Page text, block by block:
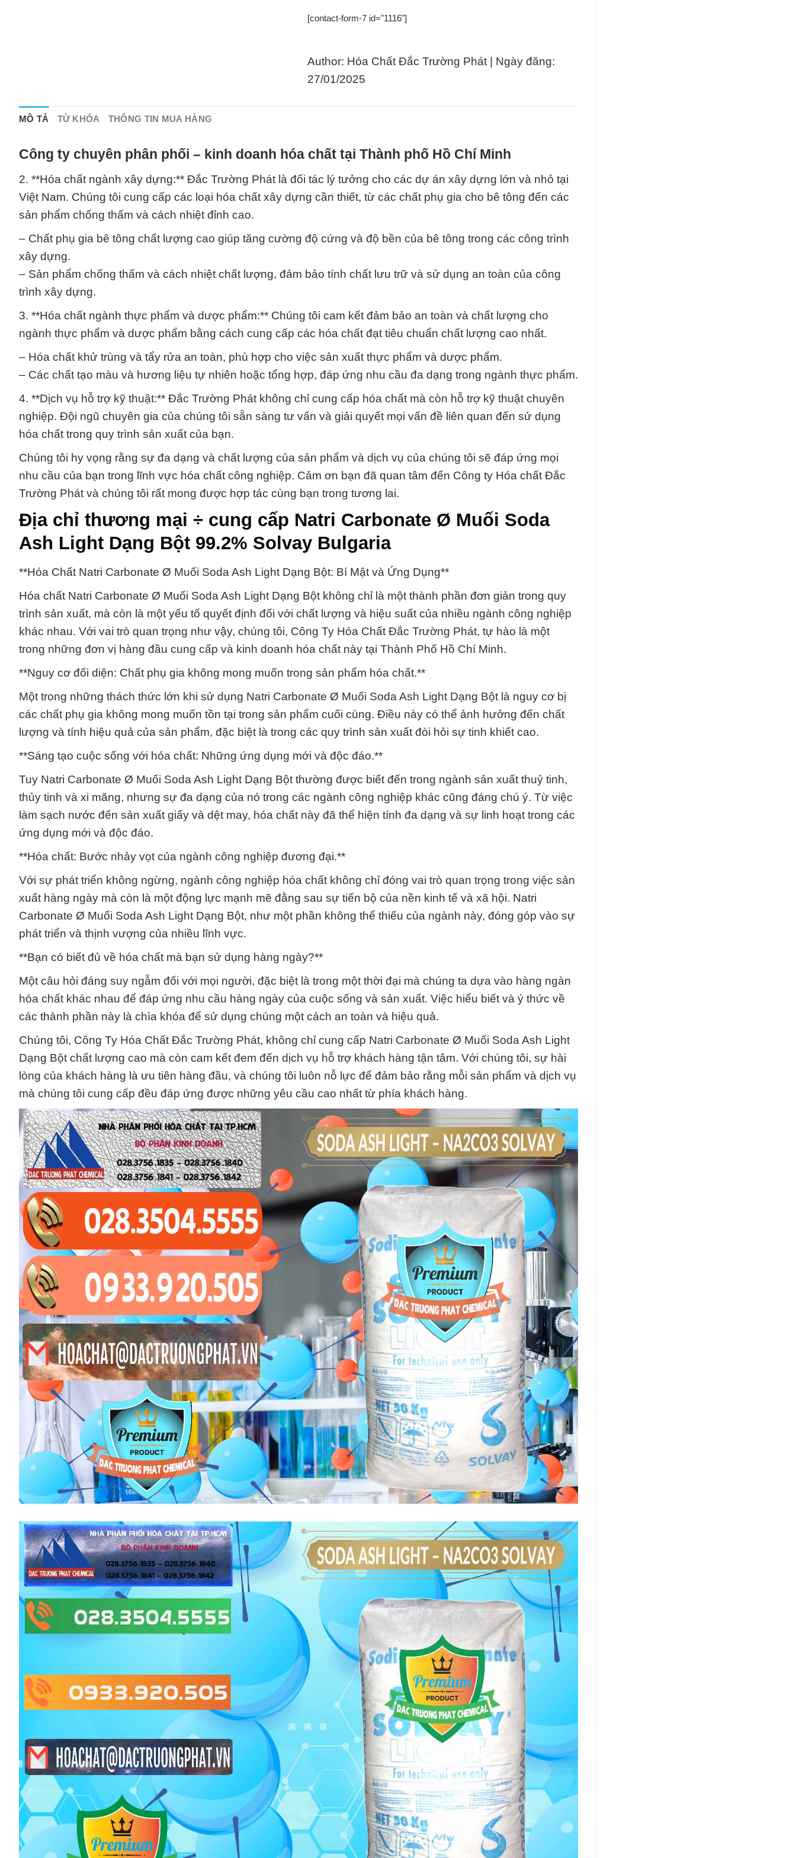
[contact-form-7 id="1116"]
Author: Hóa Chất Đắc Trường Phát | Ngày đăng:
27/01/2025
MÔ TẢ TỪ KHÓA THÔNG TIN MUA HÀNG
Công ty chuyên phân phối – kinh doanh hóa chất tại Thành phố Hồ Chí Minh
2. **Hóa chất ngành xây dựng:** Đắc Trường Phát là đối tác lý tưởng cho các dự án xây dựng lớn và nhỏ tại
Việt Nam. Chúng tôi cung cấp các loại hóa chất xây dựng cần thiết, từ các chất phụ gia cho bê tông đến các
sản phẩm chống thấm và cách nhiệt đỉnh cao.
– Chất phụ gia bê tông chất lượng cao giúp tăng cường độ cứng và độ bền của bê tông trong các công trình
xây dựng.
– Sản phẩm chống thấm và cách nhiệt chất lượng, đảm bảo tính chất lưu trữ và sử dụng an toàn của công
trình xây dựng.
3. **Hóa chất ngành thực phẩm và dược phẩm:** Chúng tôi cam kết đảm bảo an toàn và chất lượng cho
ngành thực phẩm và dược phẩm bằng cách cung cấp các hóa chất đạt tiêu chuẩn chất lượng cao nhất.
– Hóa chất khử trùng và tẩy rửa an toàn, phù hợp cho việc sản xuất thực phẩm và dược phẩm.
– Các chất tạo màu và hương liệu tự nhiên hoặc tổng hợp, đáp ứng nhu cầu đa dạng trong ngành thực phẩm.
4. **Dịch vụ hỗ trợ kỹ thuật:** Đắc Trường Phát không chỉ cung cấp hóa chất mà còn hỗ trợ kỹ thuật chuyên
nghiệp. Đội ngũ chuyên gia của chúng tôi sẵn sàng tư vấn và giải quyết mọi vấn đề liên quan đến sử dụng
hóa chất trong quy trình sản xuất của bạn.
Chúng tôi hy vọng rằng sự đa dạng và chất lượng của sản phẩm và dịch vụ của chúng tôi sẽ đáp ứng mọi
nhu cầu của bạn trong lĩnh vực hóa chất công nghiệp. Cảm ơn bạn đã quan tâm đến Công ty Hóa chất Đắc
Trường Phát và chúng tôi rất mong được hợp tác cùng bạn trong tương lai.
Địa chỉ thương mại ÷ cung cấp Natri Carbonate Ø Muối Soda
Ash Light Dạng Bột 99.2% Solvay Bulgaria
**Hóa Chất Natri Carbonate Ø Muối Soda Ash Light Dạng Bột: Bí Mật và Ứng Dụng**
Hóa chất Natri Carbonate Ø Muối Soda Ash Light Dạng Bột không chỉ là một thành phần đơn giản trong quy
trình sản xuất, mà còn là một yếu tố quyết định đối với chất lượng và hiệu suất của nhiều ngành công nghiệp
khác nhau. Với vai trò quan trọng như vậy, chúng tôi, Công Ty Hóa Chất Đắc Trường Phát, tự hào là một
trong những đơn vị hàng đầu cung cấp và kinh doanh hóa chất này tại Thành Phố Hồ Chí Minh.
**Nguy cơ đối diện: Chất phụ gia không mong muốn trong sản phẩm hóa chất.**
Một trong những thách thức lớn khi sử dụng Natri Carbonate Ø Muối Soda Ash Light Dạng Bột là nguy cơ bị
các chất phụ gia không mong muốn tồn tại trong sản phẩm cuối cùng. Điều này có thể ảnh hưởng đến chất
lượng và tính hiệu quả của sản phẩm, đặc biệt là trong các quy trình sản xuất đòi hỏi sự tinh khiết cao.
**Sáng tạo cuộc sống với hóa chất: Những ứng dụng mới và độc đáo.**
Tuy Natri Carbonate Ø Muối Soda Ash Light Dạng Bột thường được biết đến trong ngành sản xuất thuỷ tinh,
thủy tinh và xi măng, nhưng sự đa dạng của nó trong các ngành công nghiệp khác cũng đáng chú ý. Từ việc
làm sạch nước đến sản xuất giấy và dệt may, hóa chất này đã thể hiện tính đa dạng và sự linh hoạt trong các
ứng dụng mới và độc đáo.
**Hóa chất: Bước nhảy vọt của ngành công nghiệp đương đại.**
Với sự phát triển không ngừng, ngành công nghiệp hóa chất không chỉ đóng vai trò quan trọng trong việc sản
xuất hàng ngày mà còn là một động lực mạnh mẽ đằng sau sự tiến bộ của nền kinh tế và xã hội. Natri
Carbonate Ø Muối Soda Ash Light Dạng Bột, như một phần không thể thiếu của ngành này, đóng góp vào sự
phát triển và thịnh vượng của nhiều lĩnh vực.
**Bạn có biết đủ về hóa chất mà bạn sử dụng hàng ngày?**
Một câu hỏi đáng suy ngẫm đối với mọi người, đặc biệt là trong một thời đại mà chúng ta dựa vào hàng ngàn
hóa chất khác nhau để đáp ứng nhu cầu hàng ngày của cuộc sống và sản xuất. Việc hiểu biết và ý thức về
các thành phần này là chìa khóa để sử dụng chúng một cách an toàn và hiệu quả.
Chúng tôi, Công Ty Hóa Chất Đắc Trường Phát, không chỉ cung cấp Natri Carbonate Ø Muối Soda Ash Light
Dạng Bột chất lượng cao mà còn cam kết đem đến dịch vụ hỗ trợ khách hàng tận tâm. Với chúng tôi, sự hài
lòng của khách hàng là ưu tiên hàng đầu, và chúng tôi luôn nỗ lực để đảm bảo rằng mỗi sản phẩm và dịch vụ
mà chúng tôi cung cấp đều đáp ứng được những yêu cầu cao nhất từ phía khách hàng.